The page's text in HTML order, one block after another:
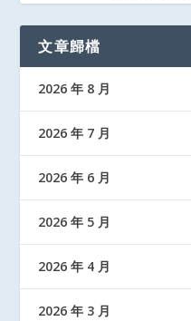
文章歸檔
2026 年 8 月
2026 年 7 月
2026 年 6 月
2026 年 5 月
2026 年 4 月
2026 年 3 月